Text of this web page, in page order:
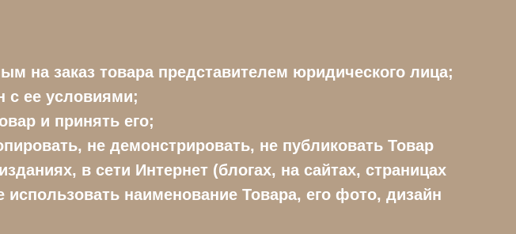
на заказ товара представителем юридического лица;
с ее условиями;
и принять его;
не демонстрировать, не публиковать Товар
в сети Интернет (блогах, на сайтах, страницах
наименование Товара, его фото, дизайн